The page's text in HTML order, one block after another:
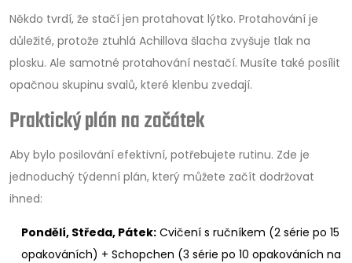
Někdo tvrdí, že stačí jen protahovat lýtko. Protahování je
důležité, protože ztuhlá Achillova šlacha zvyšuje tlak na
plosku. Ale samotné protahování nestačí. Musíte také posílit
opačnou skupinu svalů, které klenbu zvedají.
Praktický plán na začátek
Aby bylo posilování efektivní, potřebujete rutinu. Zde je
jednoduchý týdenní plán, který můžete začít dodržovat
ihned:
Pondělí, Středa, Pátek: Cvičení s ručníkem (2 série po 15
opakováních) + Schopchen (3 série po 10 opakováních na